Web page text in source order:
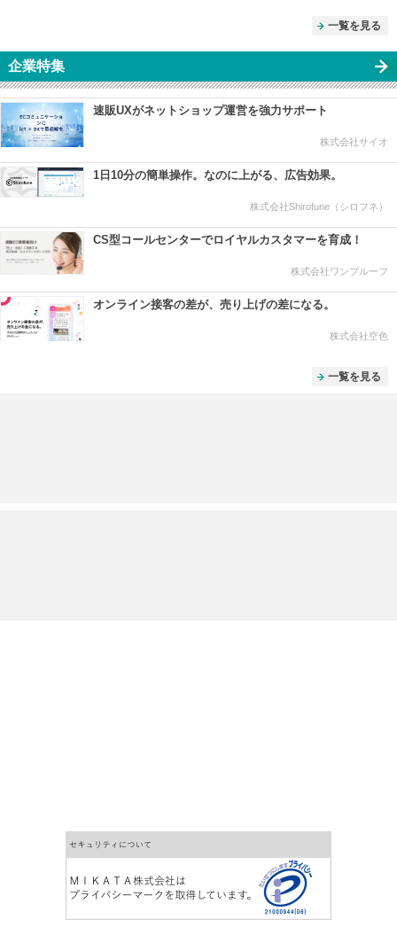
一覧を見る
企業特集
速販UXがネットショップ運営を強力サポート
株式会社サイオ
1日10分の簡単操作。なのに上がる、広告効果。
株式会社Shirofune（シロフネ）
CS型コールセンターでロイヤルカスタマーを育成！
株式会社ワンプルーフ
オンライン接客の差が、売り上げの差になる。
株式会社空色
一覧を見る